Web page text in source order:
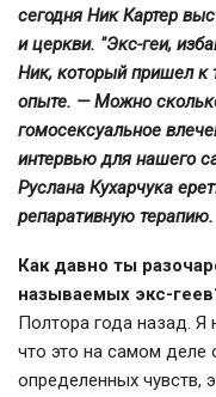
сегодня Ник Картер
и церкви. "Экс-геи,
Ник, который пришел к
опыте. — Можно
гомосексуальное
интервью для нашего
Руслана Кухарчука
репаративную терапию.
Как давно ты
называемых экс-
Полтора года назад. Я
что это на самом деле
определенных чувств,